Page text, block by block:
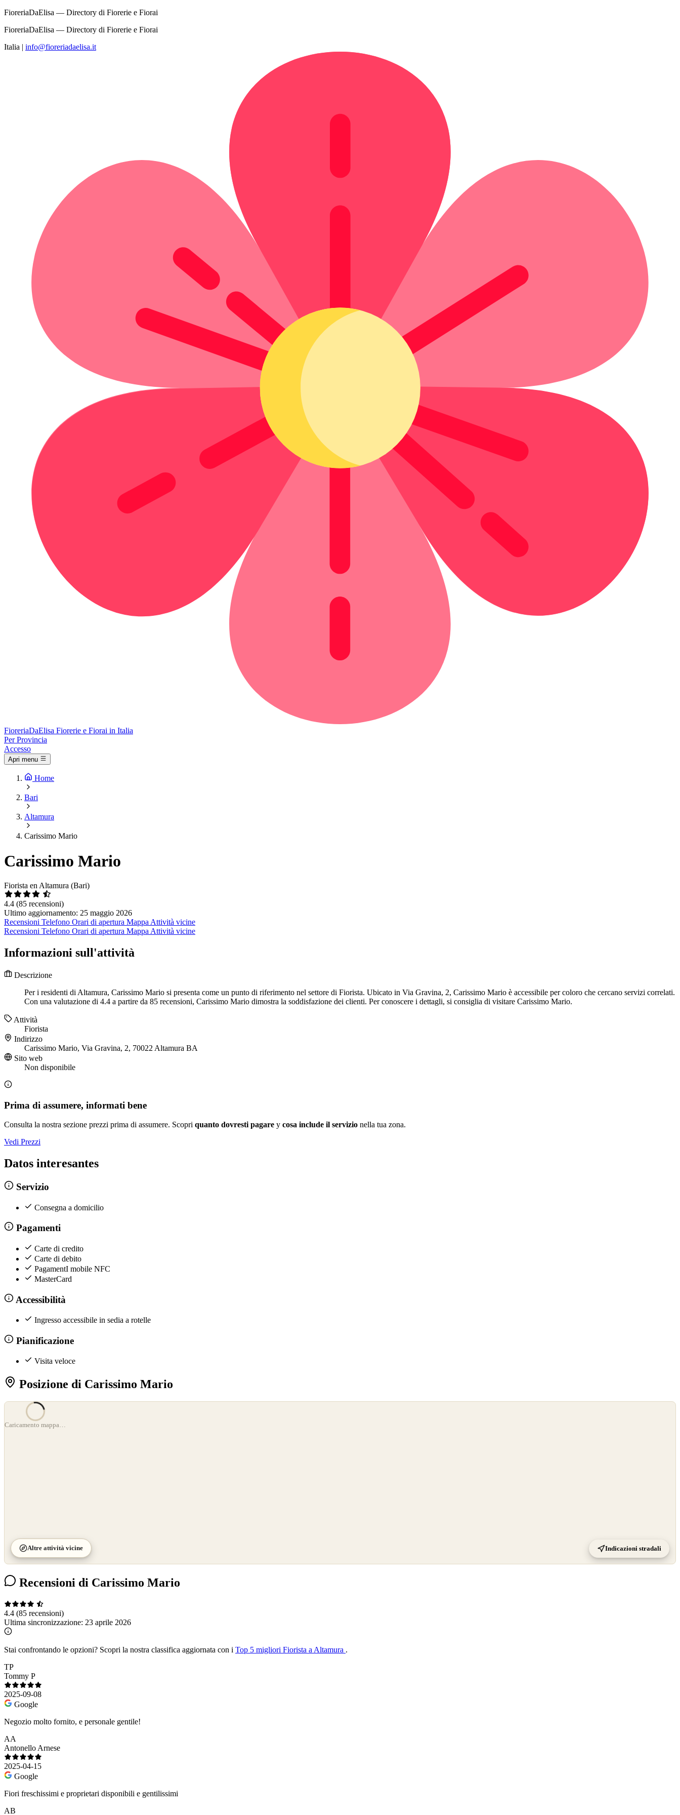
FioreriaDaElisa — Directory di Fiorerie e Fiorai
FioreriaDaElisa — Directory di Fiorerie e Fiorai
Italia | info@fioreriadaelisa.it
FioreriaDaElisa Fiorerie e Fiorai in Italia
Per Provincia
Accesso
Apri menu
Home
Bari
Altamura
Carissimo Mario
Carissimo Mario
Fiorista en Altamura (Bari)
4.4 (85 recensioni)
Ultimo aggiornamento: 25 maggio 2026
Recensioni Telefono Orari di apertura Mappa Attività vicine
Recensioni Telefono Orari di apertura Mappa Attività vicine
Informazioni sull'attività
Descrizione
Per i residenti di Altamura, Carissimo Mario si presenta come un punto di riferimento nel settore di Fiorista. Ubicato in Via Gravina, 2, Carissimo Mario è accessibile per coloro che cercano servizi correlati.
Con una valutazione di 4.4 a partire da 85 recensioni, Carissimo Mario dimostra la soddisfazione dei clienti. Per conoscere i dettagli, si consiglia di visitare Carissimo Mario.
Attività
Fiorista
Indirizzo
Carissimo Mario, Via Gravina, 2, 70022 Altamura BA
Sito web
Non disponibile
Prima di assumere, informati bene
Consulta la nostra sezione prezzi prima di assumere. Scopri quanto dovresti pagare y cosa include il servizio nella tua zona.
Vedi Prezzi
Datos interesantes
Servizio
Consegna a domicilio
Pagamenti
Carte di credito
Carte di debito
PagamentI mobile NFC
MasterCard
Accessibilità
Ingresso accessibile in sedia a rotelle
Pianificazione
Visita veloce
Posizione di Carissimo Mario
OpenStreetMap
©CARTO
Caricamento mappa…
Altre attività vicine Indicazioni stradali
Recensioni di Carissimo Mario
4.4 (85 recensioni)
Ultima sincronizzazione: 23 aprile 2026
Stai confrontando le opzioni? Scopri la nostra classifica aggiornata con i Top 5 migliori Fiorista a Altamura .
TP
Tommy P
2025-09-08
Google
Negozio molto fornito, e personale gentile!
AA
Antonello Arnese
2025-04-15
Google
Fiori freschissimi e proprietari disponibili e gentilissimi
AB